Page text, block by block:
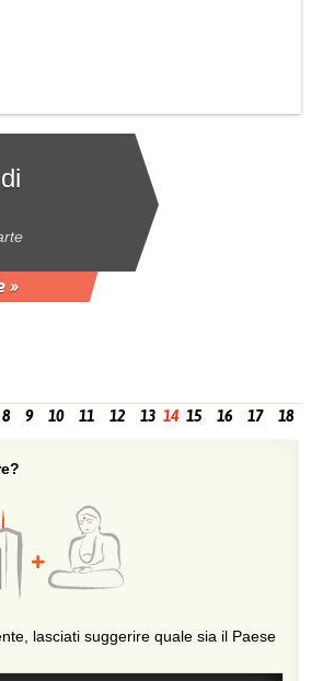
»
8 9 10 11 12 13 14 15 16 17 18
lasciati suggerire quale sia il Paese